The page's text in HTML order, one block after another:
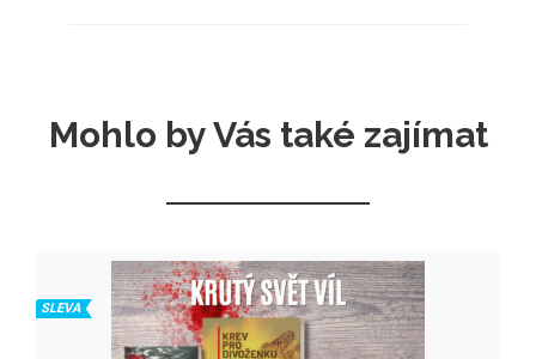
Mohlo by Vás také zajímat
SLEVA